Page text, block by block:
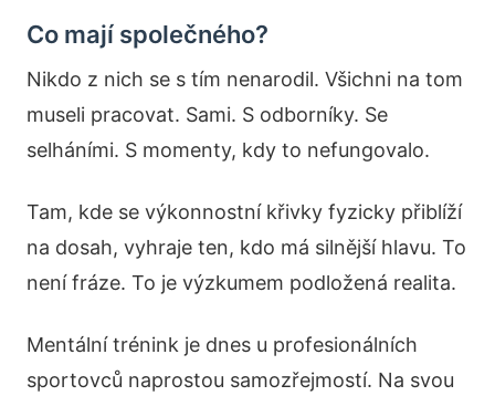
Co mají společného?
Nikdo z nich se s tím nenarodil. Všichni na tom
museli pracovat. Sami. S odborníky. Se
selháními. S momenty, kdy to nefungovalo.
Tam, kde se výkonnostní křivky fyzicky přiblíží
na dosah, vyhraje ten, kdo má silnější hlavu. To
není fráze. To je výzkumem podložená realita.
Mentální trénink je dnes u profesionálních
sportovců naprostou samozřejmostí. Na svou